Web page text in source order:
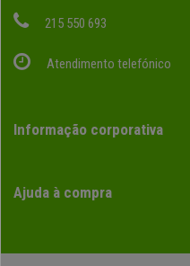
215 550 693
Atendimento telefónico
Informação corporativa
Ajuda à compra